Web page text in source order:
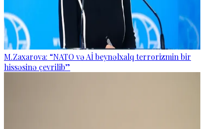
M.Zaxarova: “NATO və Aİ beynəlxalq terrorizmin bir
hissəsinə çevrilib”